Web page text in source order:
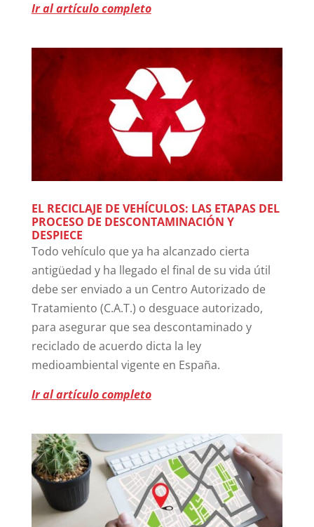
Ir al artículo completo
EL RECICLAJE DE VEHÍCULOS: LAS ETAPAS DEL
PROCESO DE DESCONTAMINACIÓN Y
DESPIECE
Todo vehículo que ya ha alcanzado cierta
antigüedad y ha llegado el final de su vida útil
debe ser enviado a un Centro Autorizado de
Tratamiento (C.A.T.) o desguace autorizado,
para asegurar que sea descontaminado y
reciclado de acuerdo dicta la ley
medioambiental vigente en España.
Ir al artículo completo